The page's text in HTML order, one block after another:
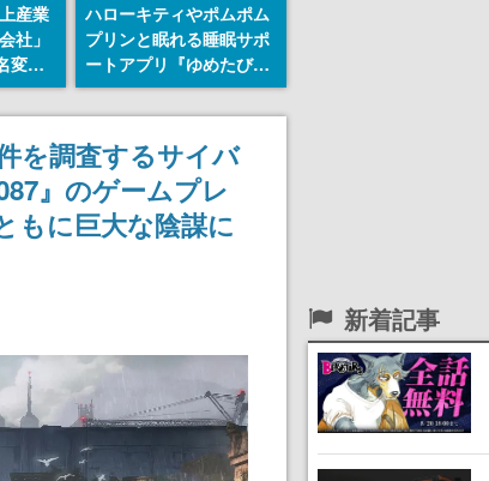
産業
社」
変更
ての
鳴る
会社
ハローキティやポムポム
プリンと眠れる睡眠サポ
ートアプリ『ゆめたび』
が配信中。キャラごとの
ASMRや目覚ましアラー
ムも搭載
を調査するサイバ
』のゲームプレ
もに巨大な陰謀に
新着記事